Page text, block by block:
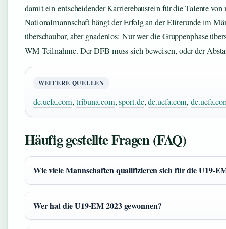
damit ein entscheidender Karrierebaustein für die Talente
Nationalmannschaft hängt der Erfolg an der Eliterunde im
überschaubar, aber gnadenlos: Nur wer die Gruppenphase
WM-Teilnahme. Der DFB muss sich beweisen, oder der
WEITERE QUELLEN
de.uefa.com, tribuna.com,sport.de,de.uefa.com,
Häufig gestellte Fragen (FAQ)
Wie viele Mannschaften qualifizieren sich für die U19-
Wer hat die U19-EM 2023 gewonnen?